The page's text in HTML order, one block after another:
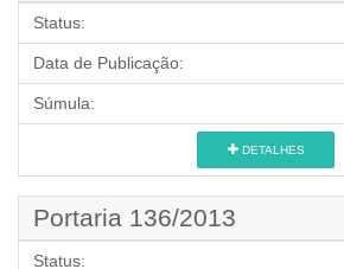
Status:
Data de Publicação:
Súmula:
DETALHES
Portaria 136/2013
Status: